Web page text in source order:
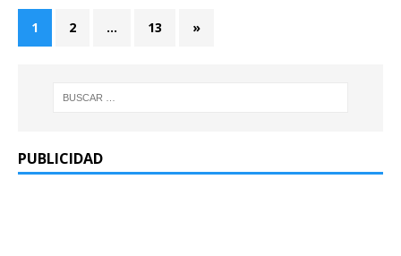
1 2 … 13 »
PUBLICIDAD